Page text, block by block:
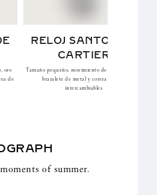
oro
de
RELOJ SANTOS DE
CARTIER
Tamaño pequeño, movimiento de cuarzo, acero,
brazalete de metal y correa de piel
intercambiables
of summer.